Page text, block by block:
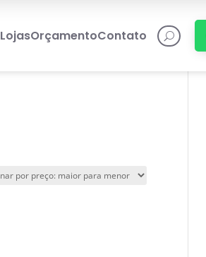
LojasOrçamentoContato U